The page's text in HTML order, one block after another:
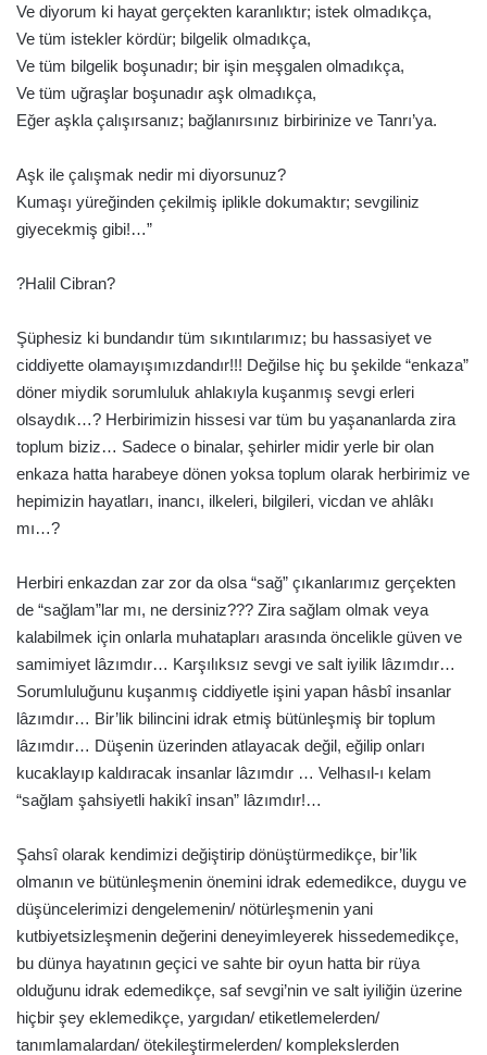
Ve diyorum ki hayat gerçekten karanlıktır; istek olmadıkça,
Ve tüm istekler kördür; bilgelik olmadıkça,
Ve tüm bilgelik boşunadır; bir işin meşgalen olmadıkça,
Ve tüm uğraşlar boşunadır aşk olmadıkça,
Eğer aşkla çalışırsanız; bağlanırsınız birbirinize ve Tanrı’ya.
Aşk ile çalışmak nedir mi diyorsunuz?
Kumaşı yüreğinden çekilmiş iplikle dokumaktır; sevgiliniz
giyecekmiş gibi!…”
?Halil Cibran?
Şüphesiz ki bundandır tüm sıkıntılarımız; bu hassasiyet ve
ciddiyette olamayışımızdandır!!! Değilse hiç bu şekilde “enkaza”
döner miydik sorumluluk ahlakıyla kuşanmış sevgi erleri
olsaydık…? Herbirimizin hissesi var tüm bu yaşananlarda zira
toplum biziz… Sadece o binalar, şehirler midir yerle bir olan
enkaza hatta harabeye dönen yoksa toplum olarak herbirimiz ve
hepimizin hayatları, inancı, ilkeleri, bilgileri, vicdan ve ahlâkı
mı…?
Herbiri enkazdan zar zor da olsa “sağ” çıkanlarımız gerçekten
de “sağlam”lar mı, ne dersiniz??? Zira sağlam olmak veya
kalabilmek için onlarla muhatapları arasında öncelikle güven ve
samimiyet lâzımdır… Karşılıksız sevgi ve salt iyilik lâzımdır…
Sorumluluğunu kuşanmış ciddiyetle işini yapan hâsbî insanlar
lâzımdır… Bir’lik bilincini idrak etmiş bütünleşmiş bir toplum
lâzımdır… Düşenin üzerinden atlayacak değil, eğilip onları
kucaklayıp kaldıracak insanlar lâzımdır … Velhasıl-ı kelam
“sağlam şahsiyetli hakikî insan” lâzımdır!…
Şahsî olarak kendimizi değiştirip dönüştürmedikçe, bir’lik
olmanın ve bütünleşmenin önemini idrak edemedikce, duygu ve
düşüncelerimizi dengelemenin/ nötürleşmenin yani
kutbiyetsizleşmenin değerini deneyimleyerek hissedemedikçe,
bu dünya hayatının geçici ve sahte bir oyun hatta bir rüya
olduğunu idrak edemedikçe, saf sevgi’nin ve salt iyiliğin üzerine
hiçbir şey eklemedikçe, yargıdan/ etiketlemelerden/
tanımlamalardan/ ötekileştirmelerden/ komplekslerden